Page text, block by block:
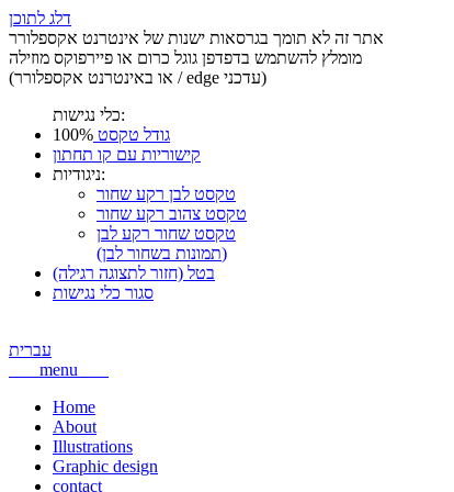
דלג לתוכן
אתר זה לא תומך בגרסאות ישנות של אינטרנט אקספלורר
מומלץ להשתמש בדפדפן גוגל כרום או פיירפוקס מוזילה
(או באינטרנט אקספלורר / edge עדכני)
כלי נגישות:
גודל טקסט 100%
קישוריות עם קו תחתון
ניגודיות:
טקסט לבן רקע שחור
טקסט צהוב רקע שחור
טקסט שחור רקע לבן
(תמונות בשחור לבן)
בטל (חזור לתצוגה רגילה)
סגור כלי נגישות
עברית
menu
Home
About
Illustrations
Graphic design
contact